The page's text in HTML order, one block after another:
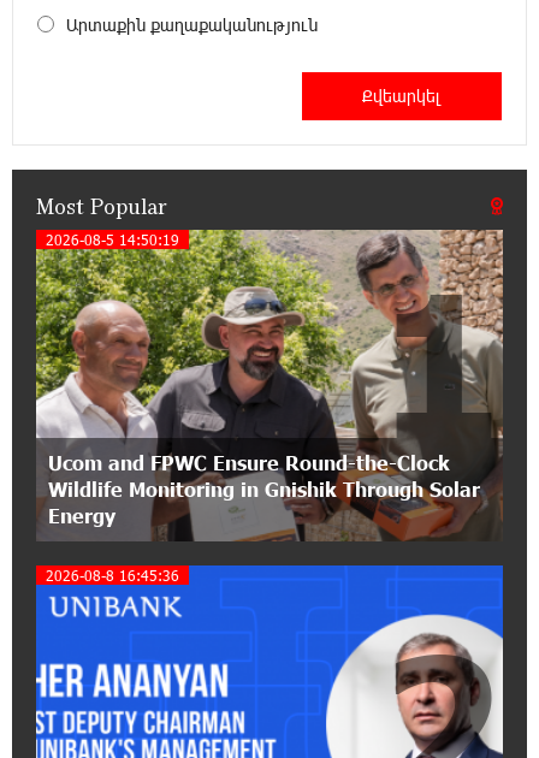
Haik Kazazyan to Perform Khachaturian’s Violin
14:33:36 11-07-2026
My Forest Armenia is a beneficiary of the "Power
of One Dram" initiative in July
12:53:12 11-07-2026
Become a Unibank shareholder and benefit from
an attractive investment opportunity
21:50:45 9-07-2026
IDBank warns of scam calls impersonating
pension funds
A little corner of France in Hrazdan, with the
partnership of Converse SME
17:31:55 8-07-2026
Idram is the general partner of the "Towards
Conscious Parenting 2026" annual conference
Արտաքին քաղաքականություն
Most Popular
2026-08-5 14:50:19
Ucom and FPWC Ensure Round-the-Clock
Wildlife Monitoring in Gnishik Through Solar
Energy
1
2026-08-8 16:45:36